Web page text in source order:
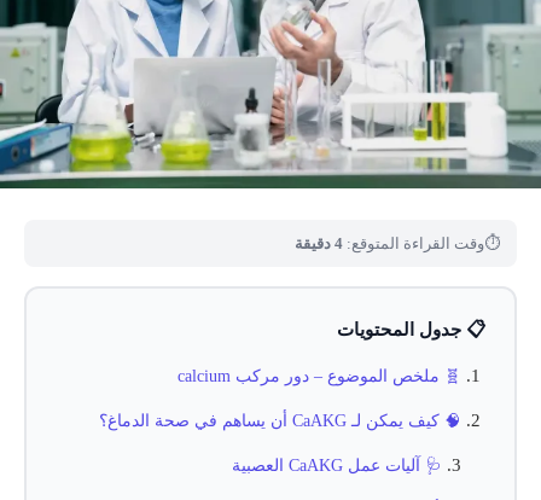
⏱وقت القراءة المتوقع: 4 دقيقة
📋 جدول المحتويات
🧬 ملخص الموضوع – دور مركب calcium
🧠 كيف يمكن لـ CaAKG أن يساهم في صحة الدماغ؟
🩺 آليات عمل CaAKG العصبية